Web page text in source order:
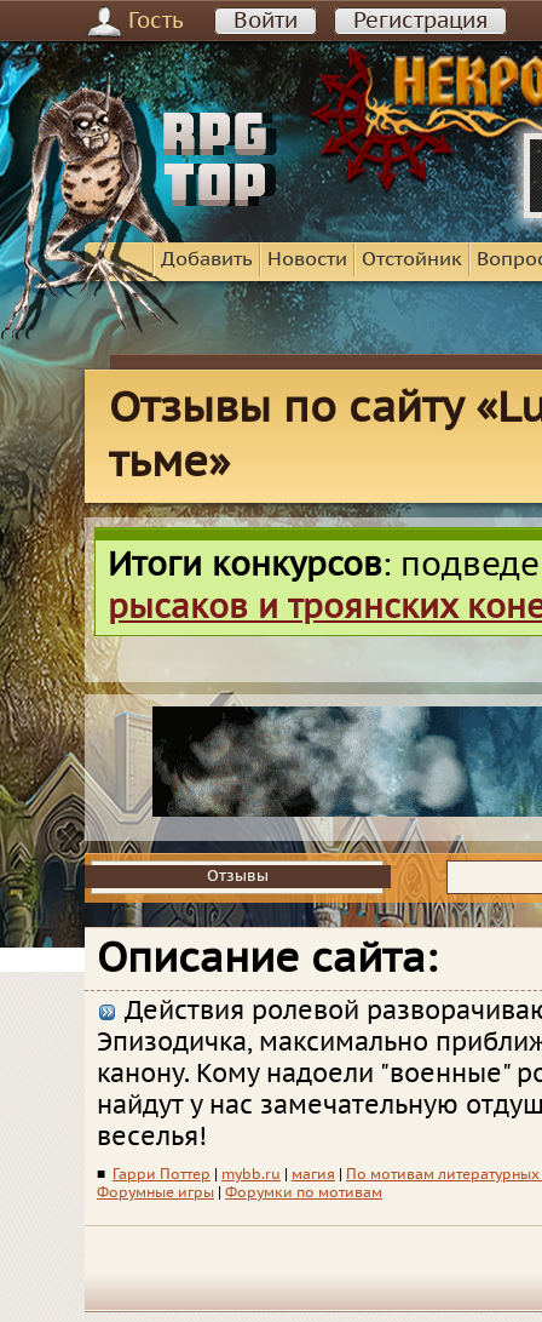
Гость Войти Регистрация
Добавить Новости Отстойник
Отзывы по сайту
тьме»
Итоги конкурсов:
рысаков и троянских
Отзывы
Отзывы
Описание сайта:
Действия ролевой
Эпизодичка, максимально
канону. Кому надоели "военные"
найдут у нас замечательную
веселья!
■ Гарри Поттер mybb.ru магия
По мотивам
Форумные игры
Форумки по мотивам